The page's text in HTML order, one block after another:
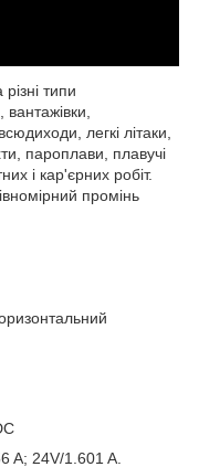
типи
легкі літаки,
пароплави, плавучі
і кар'єрних робіт.
промінь
A; 24V/1.601 A.